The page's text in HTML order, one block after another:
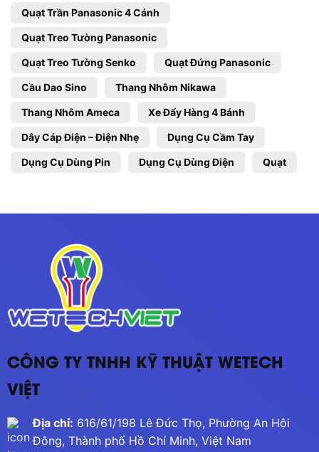
Quạt Trần Panasonic 4 Cánh
Quạt Treo Tường Panasonic
Quạt Treo Tường Senko Quạt Đứng Panasonic
Cầu Dao Sino Thang Nhôm Nikawa
Thang Nhôm Ameca Xe Đẩy Hàng 4 Bánh
Dây Cáp Điện – Điện Nhẹ Dụng Cụ Cầm Tay
Dụng Cụ Dùng Pin Dụng Cụ Dùng Điện Quạt
CÔNG TY TNHH KỸ THUẬT WETECH
VIỆT
Địa chỉ: 616/61/198 Lê Đức Thọ, Phường An Hội
Đông, Thành phố Hồ Chí Minh, Việt Nam